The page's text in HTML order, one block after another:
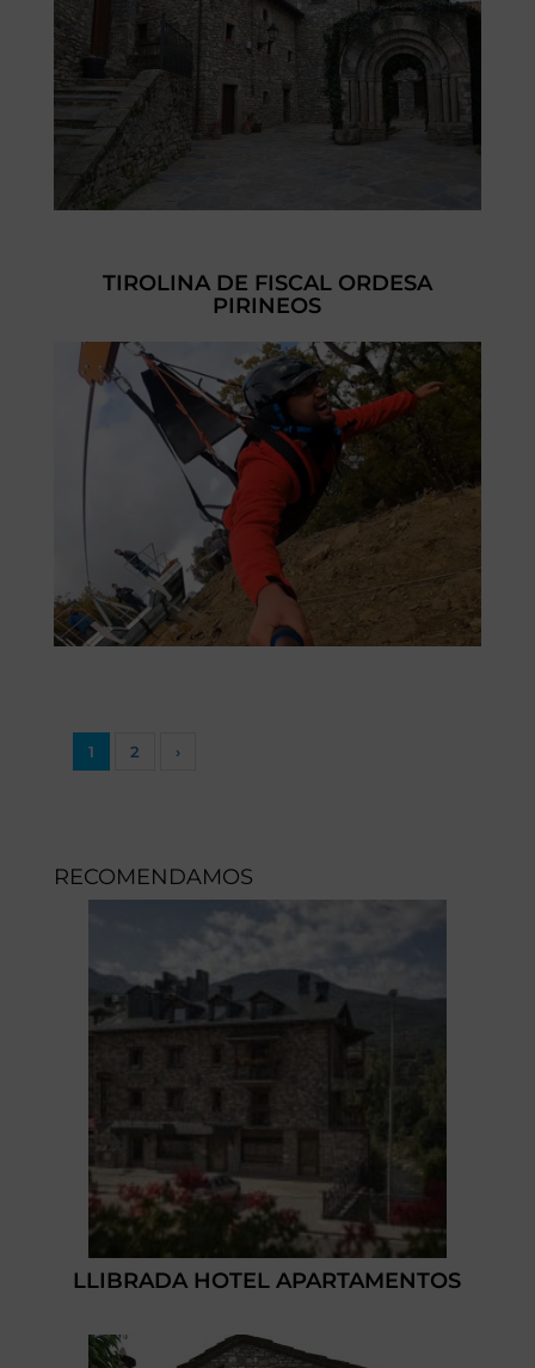
TIROLINA DE FISCAL ORDESA
PIRINEOS
1 2 ›
RECOMENDAMOS
LLIBRADA HOTEL APARTAMENTOS